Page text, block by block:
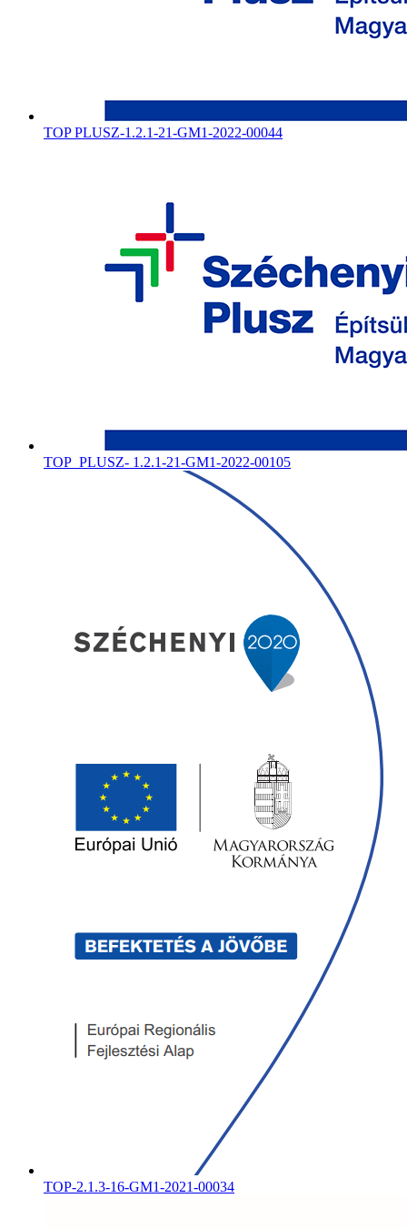
TOP PLUSZ-1.2.1-21-GM1-2022-00044
TOP_PLUSZ- 1.2.1-21-GM1-2022-00105
TOP-2.1.3-16-GM1-2021-00034